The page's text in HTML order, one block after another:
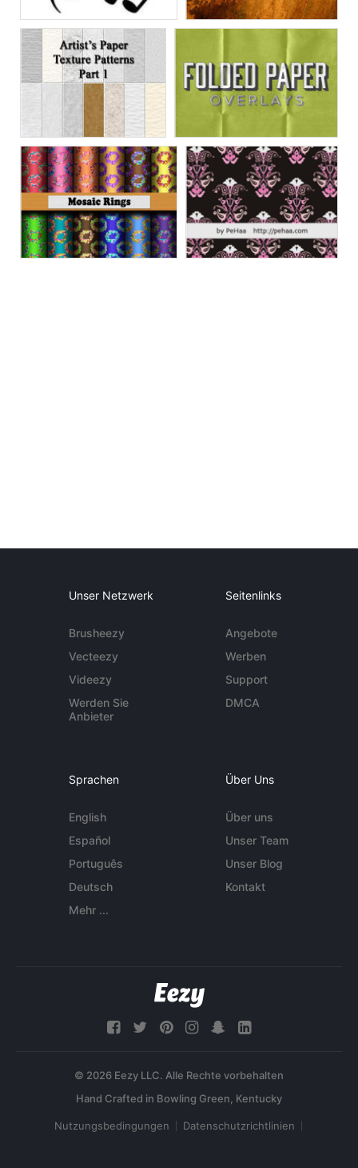
Unser Netzwerk
Brusheezy
Vecteezy
Videezy
Werden Sie
Anbieter
Seitenlinks
Angebote
Werben
Support
DMCA
Sprachen
English
Español
Português
Deutsch
Mehr ...
Über Uns
Über uns
Unser Team
Unser Blog
Kontakt
© 2026 Eezy LLC. Alle Rechte vorbehalten
Nutzungsbedingungen Datenschutzrichtlinien